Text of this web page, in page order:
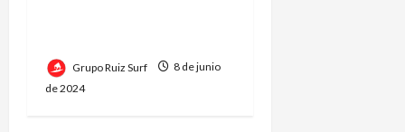
Grupo Ruiz Surf
8 de junio
de 2024